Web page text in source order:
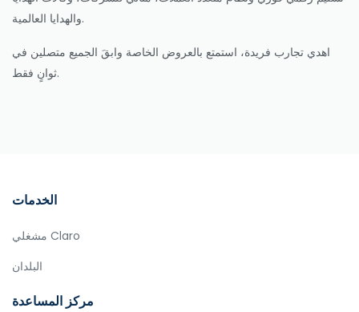
والهدايا العالمية.
اهدي تجارب فريدة، استمتع بالعروض الخاصة وابقَ الجميع متصلين في
ثوانٍ فقط.
الخدمات
مشغلي Claro
البلدان
مركز المساعدة